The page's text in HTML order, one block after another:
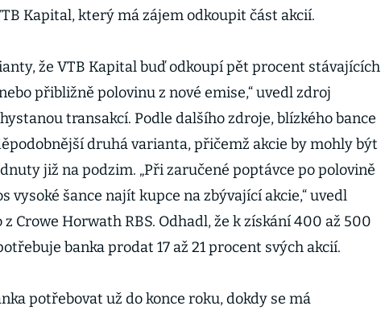
Kapital, který má zájem odkoupit část akcií.
že VTB Kapital buď odkoupí pět procent stávajících
přibližně polovinu z nové emise,“ uvedl zdroj
transakcí. Podle dalšího zdroje, blízkého bance
druhá varianta, přičemž akcie by mohly být
již na podzim. „Při zaručené poptávce po polovině
vysoké šance najít kupce na zbývající akcie,“ uvedl
Crowe Horwath RBS. Odhadl, že k získání 400 až 500
banka prodat 17 až 21 procent svých akcií.
potřebovat už do konce roku, dokdy se má